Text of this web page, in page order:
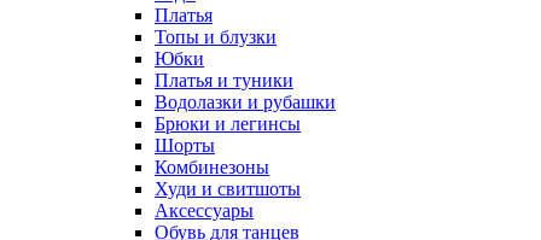
Платья
Топы и блузки
Юбки
Платья и туники
Водолазки и рубашки
Брюки и легинсы
Шорты
Комбинезоны
Худи и свитшоты
Аксессуары
Обувь для танцев